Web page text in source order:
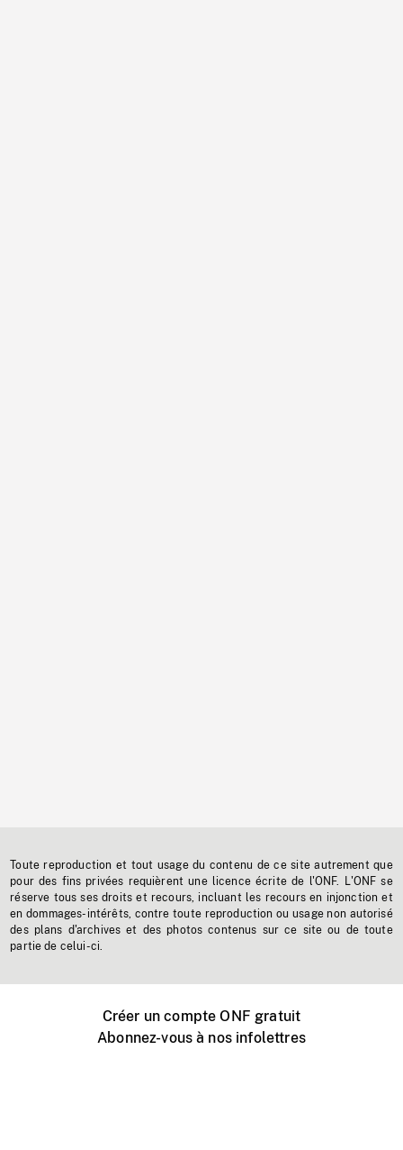
Toute reproduction et tout usage du contenu de ce site autrement que
pour des fins privées requièrent une licence écrite de l'ONF. L'ONF se
réserve tous ses droits et recours, incluant les recours en injonction et
en dommages-intérêts, contre toute reproduction ou usage non autorisé
des plans d'archives et des photos contenus sur ce site ou de toute
partie de celui-ci.
Créer un compte ONF gratuit
Abonnez-vous à nos infolettres